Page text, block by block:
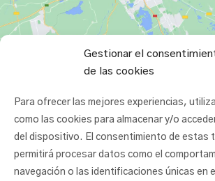
Gestionar el
de las cookies
Para ofrecer las mejores experiencias,
como las cookies para almacenar y/o
del dispositivo. El consentimiento de estas
permitirá procesar datos como el
navegación o las identificaciones únicas en